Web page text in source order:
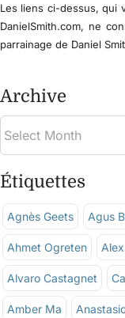
Les liens ci-dessus, qui
DanielSmith.com, ne
parrainage de Daniel
Archive
Étiquettes
Agnès Geets Agus
Ahmet Ogreten
Alvaro Castagnet
Amber Ma